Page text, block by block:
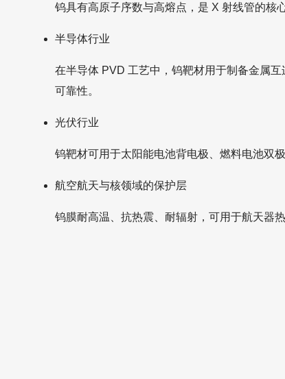
钨具有高原子序数与高熔点，是 X 射线管的核
半导体行业
在半导体 PVD 工艺中，钨靶材用于制备金属
可靠性。
光伏行业
钨靶材可用于太阳能电池背电极、燃料电池双
航空航天与核领域的保护层
钨膜耐高温、抗热震、耐辐射，可用于航天器